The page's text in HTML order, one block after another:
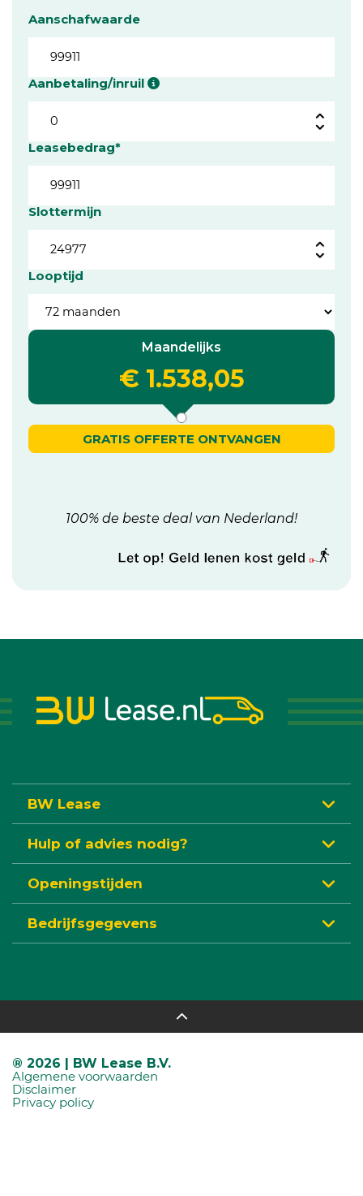
Aanschafwaarde
Aanbetaling/inruil
Leasebedrag*
Slottermijn
Looptijd
Maandelijks
€ 1.538,05
GRATIS OFFERTE ONTVANGEN
100% de beste deal van Nederland!
BW Lease
Hulp of advies nodig?
Openingstijden
Bedrijfsgegevens
® 2026 | BW Lease B.V.
Algemene voorwaarden
Disclaimer
Privacy policy